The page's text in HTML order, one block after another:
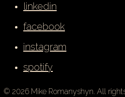
linkedin
facebook
instagram
spotify
© 2026 Mike Romanyshyn. All